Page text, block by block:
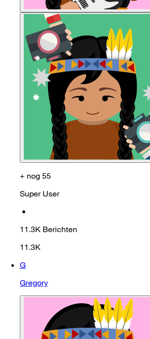
+ nog 55
Super User
•
11.3K Berichten
11.3K
G
Gregory